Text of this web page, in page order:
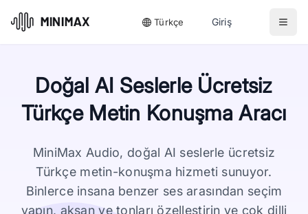
Türkçe Giriş
Doğal AI Seslerle Ücretsiz
Türkçe Metin Konuşma Aracı
MiniMax Audio, doğal AI seslerle ücretsiz
Türkçe metin-konuşma hizmeti sunuyor.
Binlerce insana benzer ses arasından seçim
yapın, aksan ve tonları özelleştirin ve çok dilli